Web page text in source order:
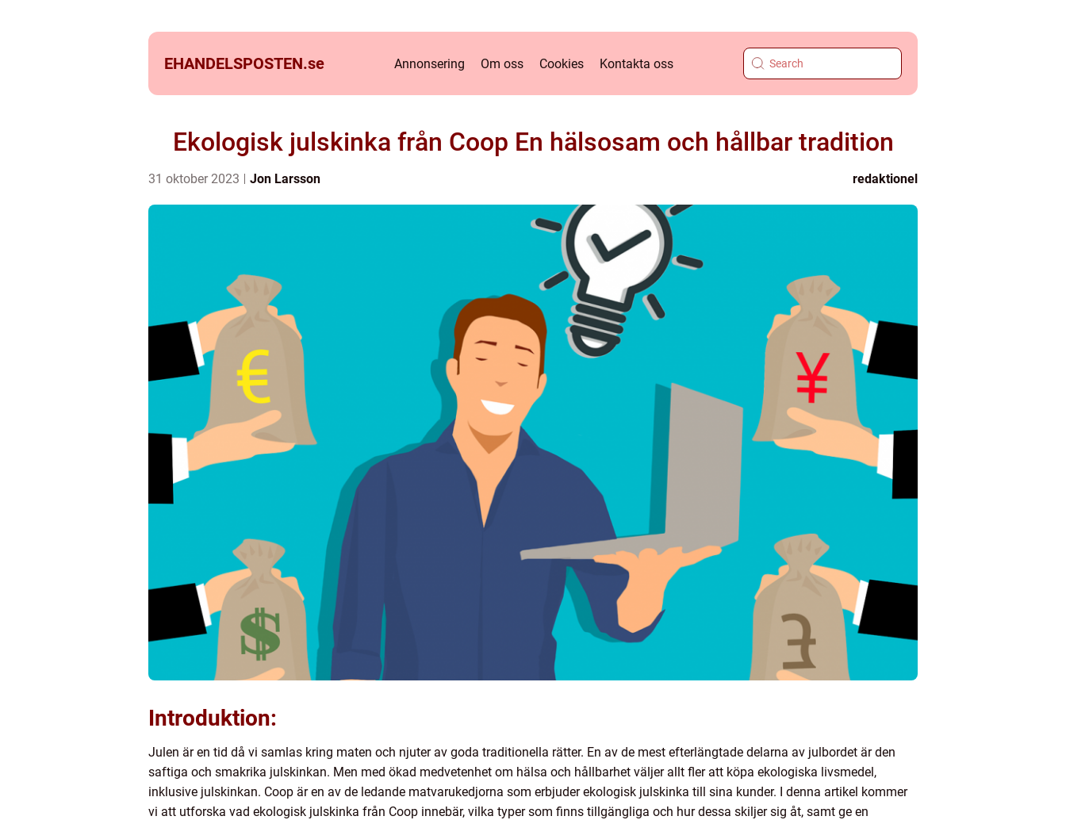
EHANDELSPOSTEN.se Annonsering Om oss Cookies Kontakta oss
Ekologisk julskinka från Coop En hälsosam och hållbar tradition
31 oktober 2023 Jon Larsson redaktionel
Introduktion:
Julen är en tid då vi samlas kring maten och njuter av goda traditionella rätter. En av de mest efterlängtade delarna av julbordet är den
saftiga och smakrika julskinkan. Men med ökad medvetenhet om hälsa och hållbarhet väljer allt fler att köpa ekologiska livsmedel,
inklusive julskinkan. Coop är en av de ledande matvarukedjorna som erbjuder ekologisk julskinka till sina kunder. I denna artikel kommer
vi att utforska vad ekologisk julskinka från Coop innebär, vilka typer som finns tillgängliga och hur dessa skiljer sig åt, samt ge en